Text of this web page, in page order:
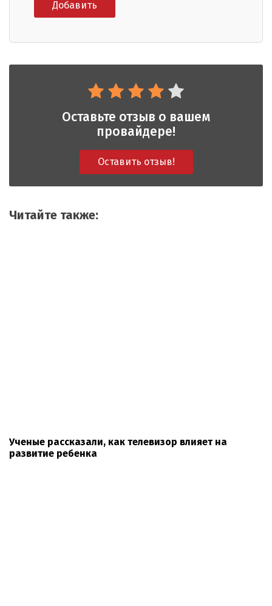
Оставьте отзыв о вашем
провайдере!
Оставить отзыв!
Читайте также:
Ученые рассказали, как телевизор влияет на
развитие ребенка